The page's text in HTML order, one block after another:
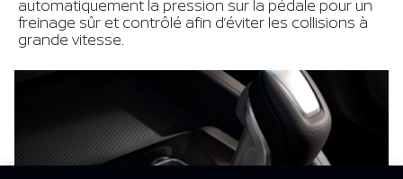
automatiquement la pression sur la pédale pour un
freinage sûr et contrôlé afin d’éviter les collisions à
grande vitesse.